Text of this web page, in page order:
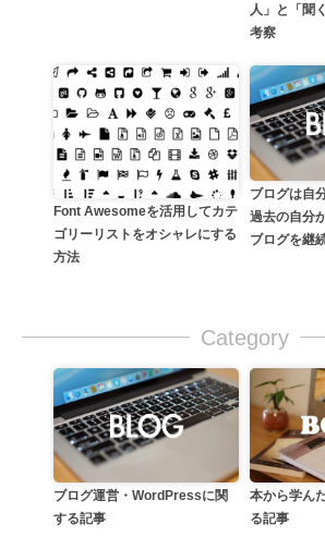
人」と「聞
考察
Font Awesomeを活用してカテ
ゴリーリストをオシャレにする
方法
ブログは自
過去の自分
ブログを継
Category
ブログ運営・WordPressに関
する記事
本から学ん
る記事